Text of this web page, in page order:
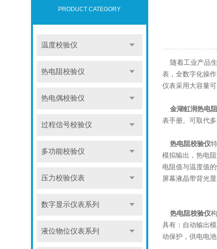
PRODUCT CATEGORY
温度校验仪
热电阻校验仪
热电偶校验仪
过程信号校验仪
多功能校验仪
压力校验仪表
数字显示仪表系列
液位物位仪表系列
随着工业产品
表，全数字化操
仪表采用大容量
金湖虹润热电
表手册。可取代
热电阻校验仪
模拟输出，热电
电阻值与温度值
屏幕液晶带背光
热电阻校验仪
具有：自动输出
动保护，供电电